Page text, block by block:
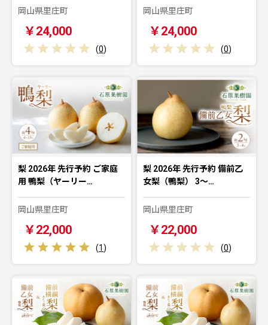
岡山県里庄町
￥24,000
(0)
岡山県里庄町
￥24,000
(0)
梨 2026年 先行予約 ご家庭
用 鴨梨（ヤーリー…
岡山県里庄町
￥22,000
(1)
梨 2026年 先行予約 備前乙
女梨（鴨梨） 3～…
岡山県里庄町
￥22,000
(0)